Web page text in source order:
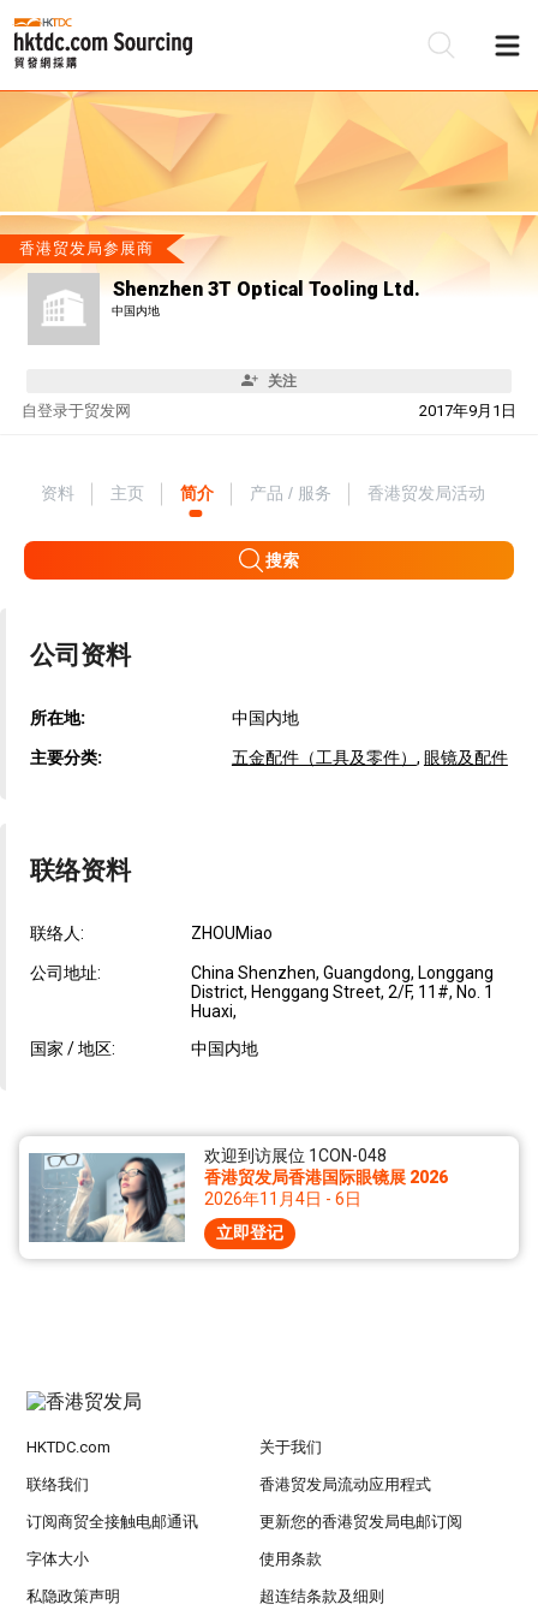
香港贸发局参展商
Shenzhen 3T Optical Tooling Ltd.
中国内地
关注
自 2017年9月1日
登录于贸发网
资料 主页 简介 产品 / 服务 香港贸发局活动
搜索
公司资料
所在地: 中国内地
主要分类: 五金配件（工具及零件） , 眼镜及配件
联络资料
联络人: ZHOUMiao
公司地址:
China Shenzhen, Guangdong, Longgang
District, Henggang Street, 2/F, 11#, No. 1
Huaxi,
国家 / 地区:
中国内地
欢迎到访展位 1CON-048
香港贸发局香港国际眼镜展 2026
2026年11月4日 - 6日
立即登记
HKTDC.com 关于我们
联络我们 香港贸发局流动应用程式
订阅商贸全接触电邮通讯 更新您的香港贸发局电邮订阅
字体大小 使用条款
私隐政策声明 超连结条款及细则